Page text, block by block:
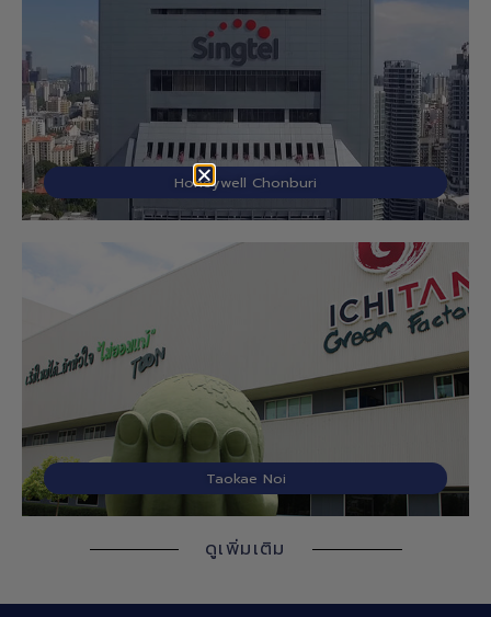
Honeywell Chonburi
Taokae Noi
ดูเพิ่มเติม